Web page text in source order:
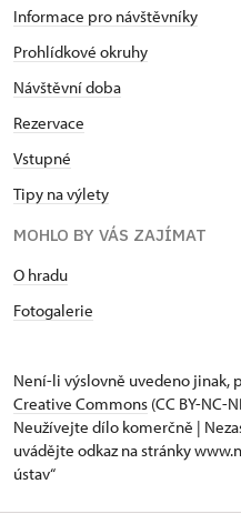
Informace pro návštěvníky
Prohlídkové okruhy
Návštěvní doba
Rezervace
Vstupné
Tipy na výlety
MOHLO BY VÁS ZAJÍMAT
O hradu
Fotogalerie
Není-li výslovně uvedeno jinak,
Creative Commons (CC BY-NC-
Neužívejte dílo komerčně |
uvádějte odkaz na stránky
ústav“